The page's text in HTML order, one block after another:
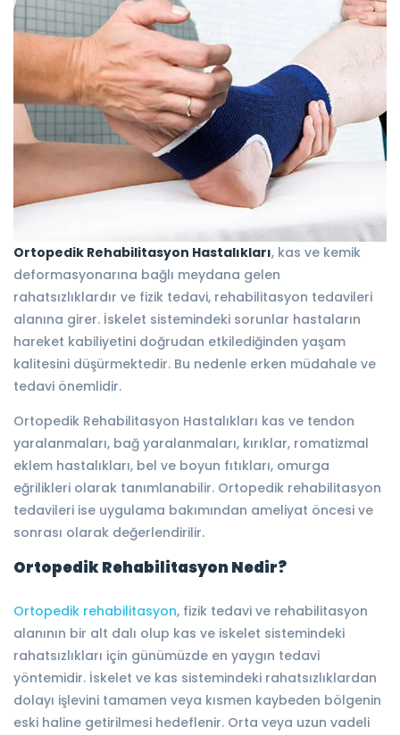
Ortopedik Rehabilitasyon Hastalıkları, kas ve kemik
deformasyonarına bağlı meydana gelen
rahatsızlıklardır ve fizik tedavi, rehabilitasyon tedavileri
alanına girer. İskelet sistemindeki sorunlar hastaların
hareket kabiliyetini doğrudan etkilediğinden yaşam
kalitesini düşürmektedir. Bu nedenle erken müdahale ve
tedavi önemlidir.
Ortopedik Rehabilitasyon Hastalıkları kas ve tendon
yaralanmaları, bağ yaralanmaları, kırıklar, romatizmal
eklem hastalıkları, bel ve boyun fıtıkları, omurga
eğrilikleri olarak tanımlanabilir. Ortopedik rehabilitasyon
tedavileri ise uygulama bakımından ameliyat öncesi ve
sonrası olarak değerlendirilir.
Ortopedik Rehabilitasyon Nedir?
Ortopedik rehabilitasyon, fizik tedavi ve rehabilitasyon
alanının bir alt dalı olup kas ve iskelet sistemindeki
rahatsızlıkları için günümüzde en yaygın tedavi
yöntemidir. İskelet ve kas sistemindeki rahatsızlıklardan
dolayı işlevini tamamen veya kısmen kaybeden bölgenin
eski haline getirilmesi hedeflenir. Orta veya uzun vadeli